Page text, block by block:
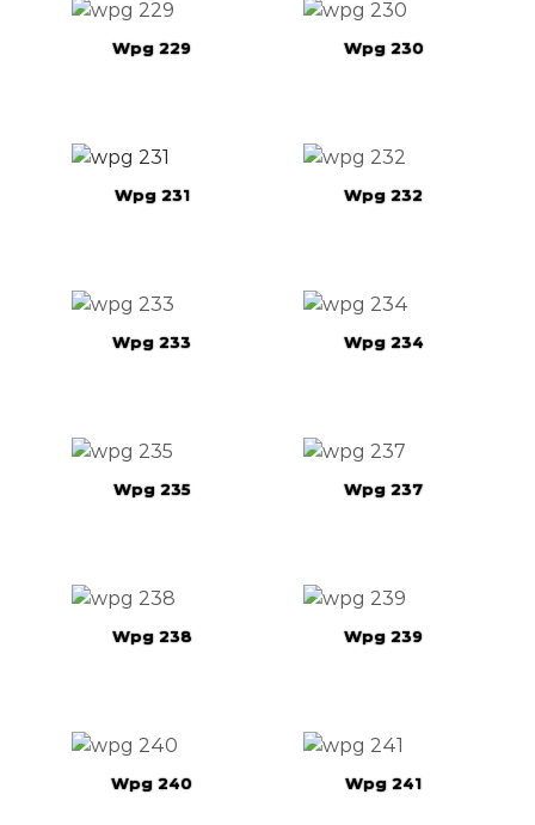
Wpg 229 Wpg 230
Wpg 231 Wpg 232
Wpg 233 Wpg 234
Wpg 235 Wpg 237
Wpg 238 Wpg 239
Wpg 240 Wpg 241